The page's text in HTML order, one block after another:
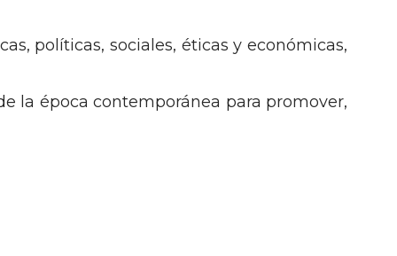
políticas, sociales, éticas y económicas,
la época contemporánea para promover,